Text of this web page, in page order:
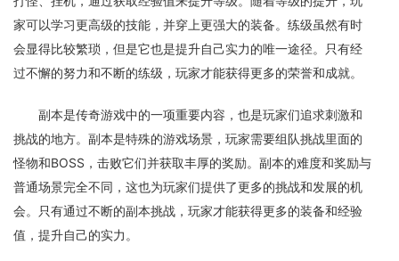
家可以学习更高级的技能，并穿上更强大的装备。练级虽然有时
会显得比较繁琐，但是它也是提升自己实力的唯一途径。只有经
过不懈的努力和不断的练级，玩家才能获得更多的荣誉和成就。
副本是传奇游戏中的一项重要内容，也是玩家们追求刺激和
挑战的地方。副本是特殊的游戏场景，玩家需要组队挑战里面的
怪物和BOSS，击败它们并获取丰厚的奖励。副本的难度和奖励与
普通场景完全不同，这也为玩家们提供了更多的挑战和发展的机
会。只有通过不断的副本挑战，玩家才能获得更多的装备和经验
值，提升自己的实力。